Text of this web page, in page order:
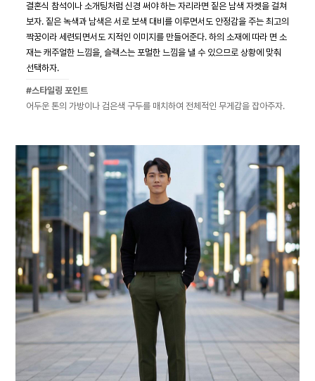
결혼식 참석이나 소개팅처럼 신경 써야 하는 자리라면 짙은 남색 자켓을 걸쳐
보자. 짙은 녹색과 남색은 서로 보색 대비를 이루면서도 안정감을 주는 최고의
짝꿍이라 세련되면서도 지적인 이미지를 만들어준다. 하의 소재에 따라 면 소
재는 캐주얼한 느낌을, 슬랙스는 포멀한 느낌을 낼 수 있으므로 상황에 맞춰
선택하자.
#스타일링 포인트
어두운 톤의 가방이나 검은색 구두를 매치하여 전체적인 무게감을 잡아주자.